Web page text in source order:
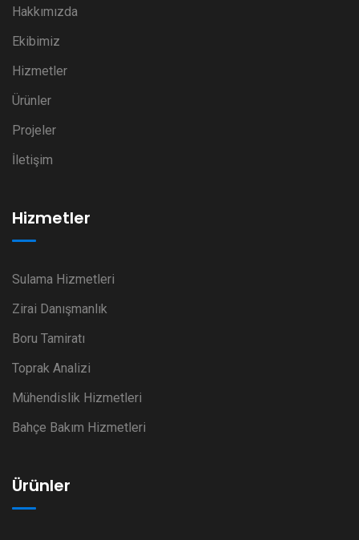
Hakkımızda
Ekibimiz
Hizmetler
Ürünler
Projeler
İletişim
Hizmetler
Sulama Hizmetleri
Zirai Danışmanlık
Boru Tamiratı
Toprak Analizi
Mühendislik Hizmetleri
Bahçe Bakım Hizmetleri
Ürünler